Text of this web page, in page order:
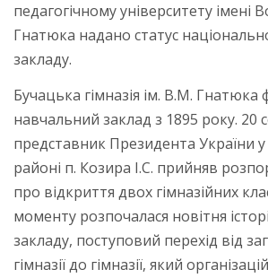
педагогічному університету імені
Гнатюка надано статус
закладу.
Бучацька гімназія ім. В.М. Гнатюка
навчальний заклад з 1895 року. 20
представник Президента України
районі п. Козира І.С. прийняв
про відкриття двох гімназійних
моменту розпочалася новітня
закладу, поступовий перехід від
гімназії до гімназії, який